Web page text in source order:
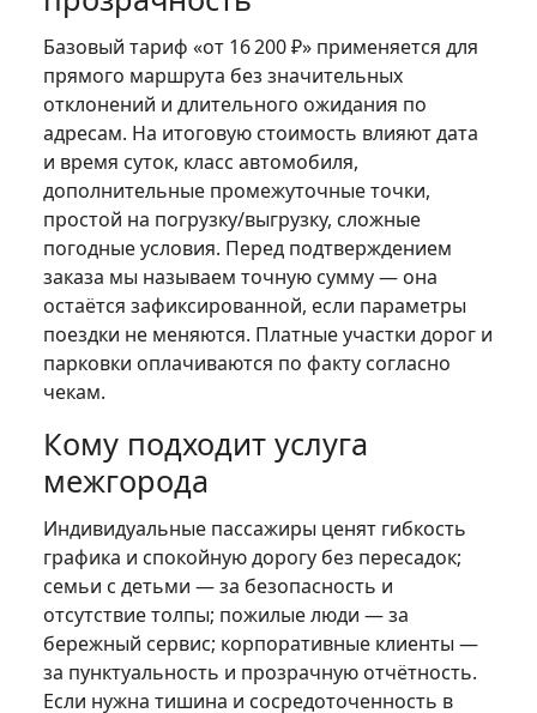
Базовый тариф «от 16 200 ₽» применяется для
прямого маршрута без значительных
отклонений и длительного ожидания по
адресам. На итоговую стоимость влияют дата
и время суток, класс автомобиля,
дополнительные промежуточные точки,
простой на погрузку/выгрузку, сложные
погодные условия. Перед подтверждением
заказа мы называем точную сумму — она
остаётся зафиксированной, если параметры
поездки не меняются. Платные участки дорог и
парковки оплачиваются по факту согласно
чекам.
Кому подходит услуга
межгорода
Индивидуальные пассажиры ценят гибкость
графика и спокойную дорогу без пересадок;
семьи с детьми — за безопасность и
отсутствие толпы; пожилые люди — за
бережный сервис; корпоративные клиенты —
за пунктуальность и прозрачную отчётность.
Если нужна тишина и сосредоточенность в